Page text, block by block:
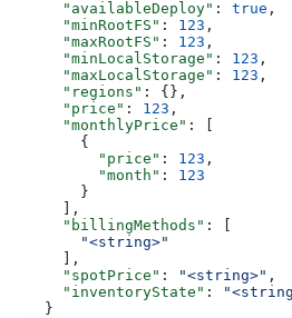
      "availableDeploy"
: true ,
      "minRootFS"
: 123 ,
      "maxRootFS"
: 123 ,
      "minLocalStorage"
: 123 ,
      "maxLocalStorage"
: 123 ,
      "regions"
: {},
      "price"
: 123 ,
      "monthlyPrice"
: [
        {
          "price"
: 123 ,
          "month"
: 123
        }
      ],
      "billingMethods"
: [
        "<string>"
      ],
      "spotPrice"
: "<string>" ,
      "inventoryState"
:
    }